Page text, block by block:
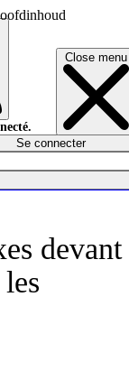
Close menu
Se connecter
devant